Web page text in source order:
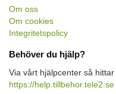
Om oss
Om cookies
Integritetspolicy
Behöver du hjälp?
Via vårt hjälpcenter så
https://help.tillbehor.tele2.se